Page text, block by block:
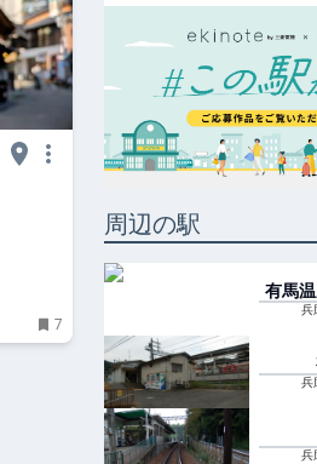
7
周辺の駅
有馬
兵
兵
兵